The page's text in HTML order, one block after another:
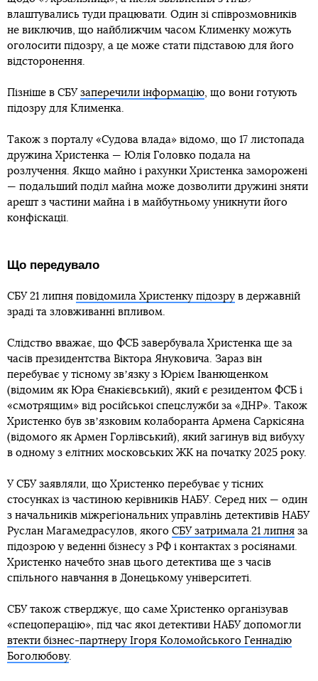
влаштувались туди працювати. Один зі співрозмовників
не виключив, що найближчим часом Клименку можуть
оголосити підозру, а це може стати підставою для його
відсторонення.
Пізніше в СБУ заперечили інформацію , що вони готують
підозру для Клименка.
Також з порталу «Судова влада» відомо, що 17 листопада
дружина Христенка — Юлія Головко подала на
розлучення. Якщо майно і рахунки Христенка заморожені
— подальший поділ майна може дозволити дружині зняти
арешт з частини майна і в майбутньому уникнути його
конфіскації.
Що передувало
СБУ 21 липня повідомила Христенку підозру в державній
зраді та зловживанні впливом.
Слідство вважає, що ФСБ завербувала Христенка ще за
часів президентства Віктора Януковича. Зараз він
перебуває у тісному звʼязку з Юрієм Іванющенком
(відомим як Юра Єнакієвський), який є резидентом ФСБ і
«смотрящим» від російської спецслужби за «ДНР». Також
Христенко був звʼязковим колаборанта Армена Саркісяна
(відомого як Армен Горлівський), який загинув від вибуху
в одному з елітних московських ЖК на початку 2025 року.
У СБУ заявляли, що Христенко перебуває у тісних
стосунках із частиною керівників НАБУ. Серед них — один
з начальників міжрегіональних управлінь детективів НАБУ
Руслан Магамедрасулов, якого СБУ затримала 21 липня за
підозрою у веденні бізнесу з РФ і контактах з росіянами.
Христенко начебто знав цього детектива ще з часів
спільного навчання в Донецькому університеті.
СБУ також стверджує, що саме Христенко організував
«спецоперацію», під час якої детективи НАБУ допомогли
втекти бізнес-партнеру Ігоря Коломойського Геннадію
Боголюбову.